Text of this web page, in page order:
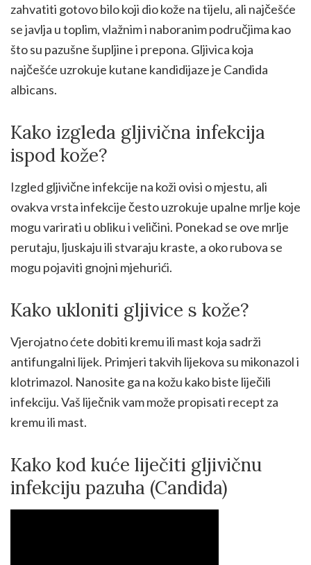
zahvatiti gotovo bilo koji dio kože na tijelu, ali najčešće
se javlja u toplim, vlažnim i naboranim područjima kao
što su pazušne šupljine i prepona. Gljivica koja
najčešće uzrokuje kutane kandidijaze je Candida
albicans.
Kako izgleda gljivična infekcija
ispod kože?
Izgled gljivične infekcije na koži ovisi o mjestu, ali
ovakva vrsta infekcije često uzrokuje upalne mrlje koje
mogu varirati u obliku i veličini. Ponekad se ove mrlje
perutaju, ljuskaju ili stvaraju kraste, a oko rubova se
mogu pojaviti gnojni mjehurići.
Kako ukloniti gljivice s kože?
Vjerojatno ćete dobiti kremu ili mast koja sadrži
antifungalni lijek. Primjeri takvih lijekova su mikonazol i
klotrimazol. Nanosite ga na kožu kako biste liječili
infekciju. Vaš liječnik vam može propisati recept za
kremu ili mast.
Kako kod kuće liječiti gljivičnu
infekciju pazuha (Candida)